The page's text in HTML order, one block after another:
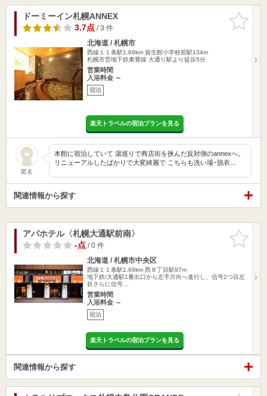
お気に入
りに追加
ドーミーイン札幌ANNEX
3.7点/ 3 件
北海道 / 札幌市
西線１１条駅1.69km 資生館小学校前駅134m
札幌市営地下鉄東豊線 大通り駅より徒歩5分
営業時間
入浴料金 ～
宿泊
楽天トラベルの宿泊プランを見る
匿名
本館に宿泊していて 湯巡りで商店街を挟んだ反対側のannexへ。
リニューアルしたばかりで大変綺麗で こちらも洗い場･脱衣…
関連情報から探す
お気に入
りに追加
アパホテル〈札幌大通駅前南〉
-点/ 0 件
北海道 / 札幌市中央区
西線１１条駅1.69km 西８丁目駅97m
地下鉄/大通駅1番出口から左手方向へ進行し、信号2つ目左
折さらに信号…
営業時間
入浴料金 ～
宿泊
楽天トラベルの宿泊プランを見る
関連情報から探す